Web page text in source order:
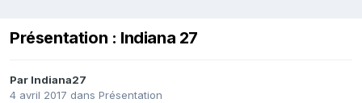
Présentation : Indiana 27
Par Indiana27
4 avril 2017 dans Présentation